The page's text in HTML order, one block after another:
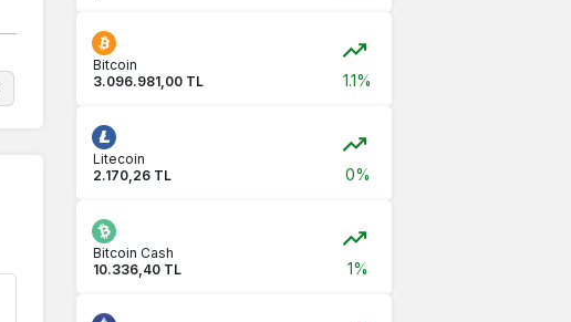
Bitcoin
3.096.981,00 TL
1.1%
Litecoin
2.170,26 TL
0%
Bitcoin Cash
10.336,40 TL
1%